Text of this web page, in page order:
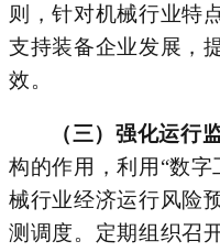
则，针对机械行业特
支持装备企业发展，
效。
（三）强化运行
构的作用，利用“数
械行业经济运行风险
测调度。定期组织召